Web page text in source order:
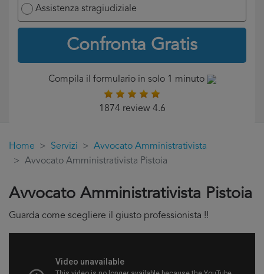
Assistenza stragiudiziale
Confronta Gratis
Compila il formulario in solo 1 minuto
1874 review 4.6
Home Servizi
Avvocato Amministrativista
Avvocato Amministrativista Pistoia
Avvocato Amministrativista Pistoia
Guarda come scegliere il giusto professionista !!